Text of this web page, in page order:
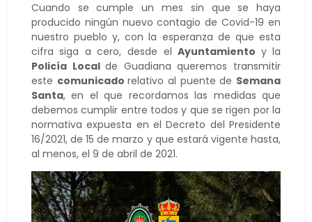
Cuando se cumple un mes sin que se haya
producido ningún nuevo contagio de Covid-19 en
nuestro pueblo y, con la esperanza de que esta
cifra siga a cero, desde elAyuntamiento y la
Policía Localde Guadiana queremos transmitir
este comunicadorelativo al puente de Semana
Santa, en el que recordamos las medidas que
debemos cumplir entre todos y que se rigen por la
normativa expuesta en el Decreto del Presidente
16/2021, de 15 de marzo y que estará vigente hasta,
al menos, el 9 de abril de 2021.